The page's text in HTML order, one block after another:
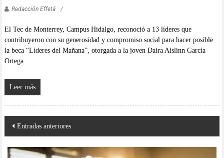
Redacción Effetá
El Tec de Monterrey, Campus Hidalgo, reconoció a 13 líderes que
contribuyeron con su generosidad y compromiso social para hacer posible
la beca “Líderes del Mañana”, otorgada a la joven Daira Aislinn García
Ortega.
Leer más
Navegación
de
entradas
Entradas anteriores